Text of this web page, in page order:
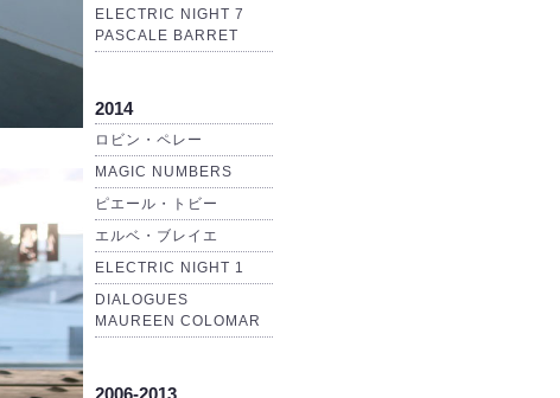
ELECTRIC NIGHT 7
PASCALE BARRET
2014
ロビン・ペレー
MAGIC NUMBERS
ピエール・トビー
エルベ・ブレイエ
ELECTRIC NIGHT 1
DIALOGUES
MAUREEN COLOMAR
2006-2013